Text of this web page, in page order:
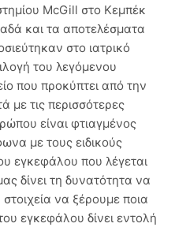
McGill στο Κεμπέκ
και τα αποτελέσματα
στο ιατρικό
του λεγόμενου
που προκύπτει από την
με τις περισσότερες
είναι φτιαγμένος
με τους ειδικούς
εγκεφάλου που λέγεται
δίνει τη δυνατότητα να
να ξέρουμε ποια
εγκεφάλου δίνει εντολή